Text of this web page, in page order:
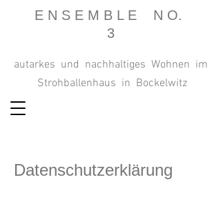
E N S E M B L E N O.
3
autarkes und nachhaltiges Wohnen im
Strohballenhaus in Bockelwitz
Datenschutzerklärung